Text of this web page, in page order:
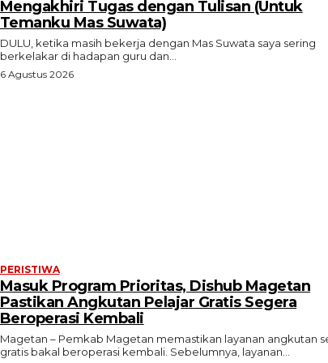
Mengakhiri Tugas dengan Tulisan (Untuk
Temanku Mas Suwata)
DULU, ketika masih bekerja dengan Mas Suwata saya sering
berkelakar di hadapan guru dan...
6 Agustus 2026
PERISTIWA
Masuk Program Prioritas, Dishub Magetan
Pastikan Angkutan Pelajar Gratis Segera
Beroperasi Kembali
Magetan – Pemkab Magetan memastikan layanan angkutan
gratis bakal beroperasi kembali. Sebelumnya, layanan...